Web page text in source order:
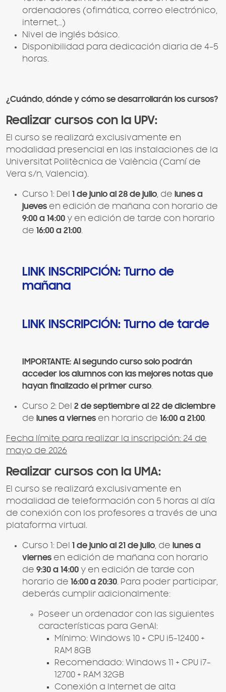
ordenadores (ofimática, correo electrónico,
internet,…)
Nivel de inglés básico.
Disponibilidad para dedicación diaria de 4-5
horas.
¿Cuándo, dónde y cómo se desarrollarán los cursos?
Realizar cursos con la UPV:
El curso se realizará exclusivamente en
modalidad presencial en las instalaciones de la
Universitat Politècnica de València (Camí de
Vera s/n, Valencia).
Curso 1: Del 1 de junio al 28 de julio, de lunes a
jueves en edición de mañana con horario de
9:00 a 14:00 y en edición de tarde con horario
de 16:00 a 21:00.
LINK INSCRIPCIÓN: Turno de
mañana
LINK INSCRIPCIÓN: Turno de tarde
IMPORTANTE: Al segundo curso solo podrán
acceder los alumnos con las mejores notas que
hayan finalizado el primer curso.
Curso 2: Del 2 de septiembre al 22 de diciembre
de lunes a viernes en horario de 16:00 a 21:00.
Fecha límite para realizar la inscripción: 24 de
mayo de 2026
Realizar cursos con la UMA:
El curso se realizará exclusivamente en
modalidad de teleformación con 5 horas al día
de conexión con los profesores a través de una
plataforma virtual.
Curso 1: Del 1 de junio al 21 de julio, de lunes a
viernes en edición de mañana con horario
de 9:30 a 14:00 y en edición de tarde con
horario de 16:00 a 20:30. Para poder participar,
deberás cumplir adicionalmente:
Poseer un ordenador con las siguientes
características para GenAI:
Mínimo: Windows 10 + CPU i5-12400 +
RAM 8GB
Recomendado: Windows 11 + CPU i7-
12700 + RAM 32GB
Conexión a Internet de alta